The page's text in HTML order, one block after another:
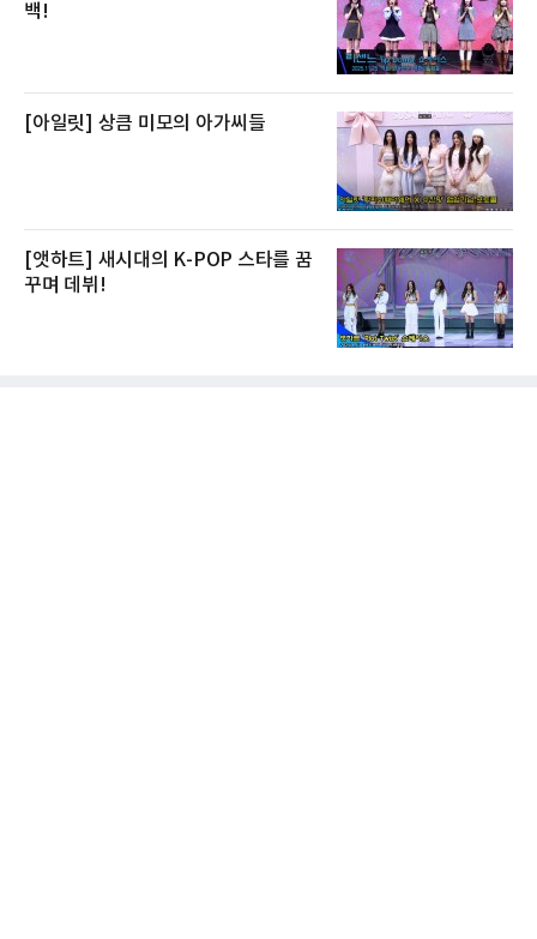
백!
[아일릿] 상큼 미모의 아가씨들
[앳하트] 새시대의 K-POP 스타를 꿈
꾸며 데뷔!